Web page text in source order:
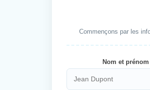
Commençons par les
Nom et prénom